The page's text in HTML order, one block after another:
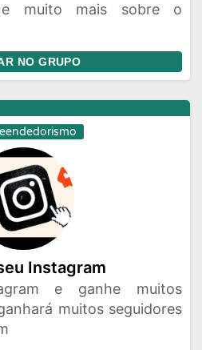
e muito mais sobre o
NO GRUPO
Instagram
e ganhe muitos
muitos seguidores